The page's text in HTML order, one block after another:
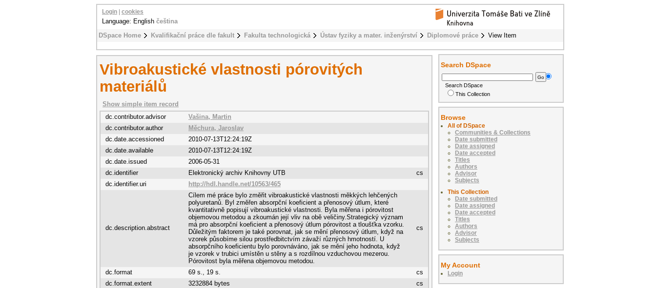
DSpace Home Kvalifikační práce dle fakult Fakulta technologická Ústav fyziky a mater. inženýrství Diplomové práce View Item
Login cookies
Language: English čeština
Vibroakustické vlastnosti pórovitých
materiálů
Show simple item record
dc.contributor.advisor
Vašina, Martin
dc.contributor.author
Měchura, Jaroslav
dc.date.accessioned
2010-07-13T12:24:19Z
dc.date.available
2010-07-13T12:24:19Z
dc.date.issued
2006-05-31
dc.identifier
Elektronický archiv Knihovny UTB
cs
dc.identifier.uri
http://hdl.handle.net/10563/465
dc.description.abstract
Cílem mé práce bylo změřit vibroakustické vlastnosti měkkých lehčených
polyuretanů. Byl změřen absorpční koeficient a přenosový útlum, které
kvantitativně popisují vibroakustické vlastnosti. Byla měřena i pórovitost
objemovou metodou a zkoumán její vliv na obě veličiny.Strategický význam
má pro absorpční koeficient a přenosový útlum pórovitost a tloušťka vzorku.
Důležitým faktorem je také porovnat, jak se mění přenosový útlum, když na
vzorek působíme silou prostředbitctvím závaží různých hmotností. U
absorpčního koeficientu bylo porovnáváno, jak se mění jeho hodnota, když
je vzorek v trubici umístěn u stěny a s rozdílnou vzduchovou mezerou.
Pórovitost byla měřena objemovou metodou.
cs
dc.format 69 s., 19 s.
cs
dc.format.extent
3232884 bytes
cs
Search DSpace
Search DSpace
This Collection
Browse
All of DSpace
Communities & Collections
Date submitted
Date assigned
Date accepted
Titles
Authors
Advisor
Subjects
This Collection
Date submitted
Date assigned
Date accepted
Titles
Authors
Advisor
Subjects
My Account
Login